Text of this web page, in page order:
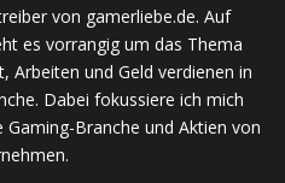
von gamerliebe.de. Auf
es vorrangig um das Thema
Arbeiten und Geld verdienen in
Dabei fokussiere ich mich
Branche und Aktien von